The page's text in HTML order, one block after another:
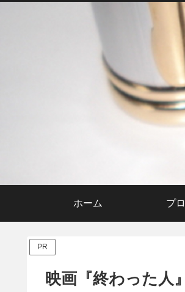
ホーム プ
PR
映画『終わった人